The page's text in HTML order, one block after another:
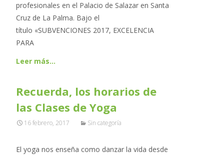
profesionales en el Palacio de Salazar en Santa
Cruz de La Palma. Bajo el
título «SUBVENCIONES 2017, EXCELENCIA
PARA
Leer más…
Recuerda, los horarios de
las Clases de Yoga
16 febrero, 2017 Sin categoría
El yoga nos enseña como danzar la vida desde